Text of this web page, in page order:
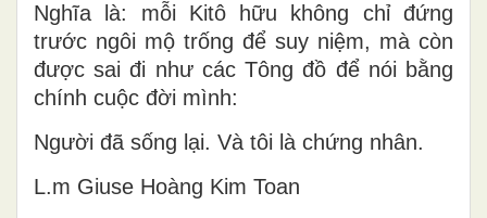
Nghĩa là: mỗi Kitô hữu không chỉ đứng
trước ngôi mộ trống để suy niệm, mà còn
được sai đi như các Tông đồ để nói bằng
chính cuộc đời mình:
Người đã sống lại. Và tôi là chứng nhân.
L.m Giuse Hoàng Kim Toan